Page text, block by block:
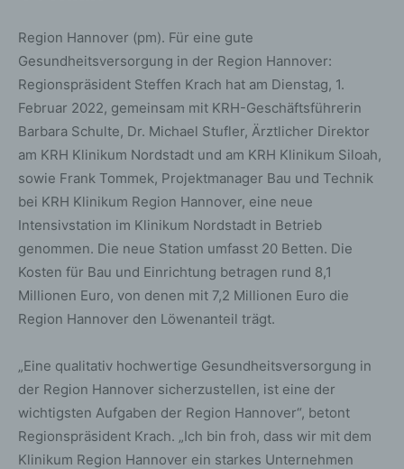
Region Hannover (pm). Für eine gute
Gesundheitsversorgung in der Region Hannover:
Regionspräsident Steffen Krach hat am Dienstag, 1.
Februar 2022, gemeinsam mit KRH-Geschäftsführerin
Barbara Schulte, Dr. Michael Stufler, Ärztlicher Direktor
am KRH Klinikum Nordstadt und am KRH Klinikum Siloah,
sowie Frank Tommek, Projektmanager Bau und Technik
bei KRH Klinikum Region Hannover, eine neue
Intensivstation im Klinikum Nordstadt in Betrieb
genommen. Die neue Station umfasst 20 Betten. Die
Kosten für Bau und Einrichtung betragen rund 8,1
Millionen Euro, von denen mit 7,2 Millionen Euro die
Region Hannover den Löwenanteil trägt.
„Eine qualitativ hochwertige Gesundheitsversorgung in
der Region Hannover sicherzustellen, ist eine der
wichtigsten Aufgaben der Region Hannover“, betont
Regionspräsident Krach. „Ich bin froh, dass wir mit dem
Klinikum Region Hannover ein starkes Unternehmen